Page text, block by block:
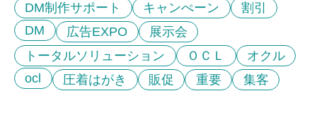
DM制作サポート キャンぺーン
割引
DM
広告EXPO
展示会
トータルソリューション
ＯＣＬ
オクル
ocl
圧着はがき 販促 重要 集客